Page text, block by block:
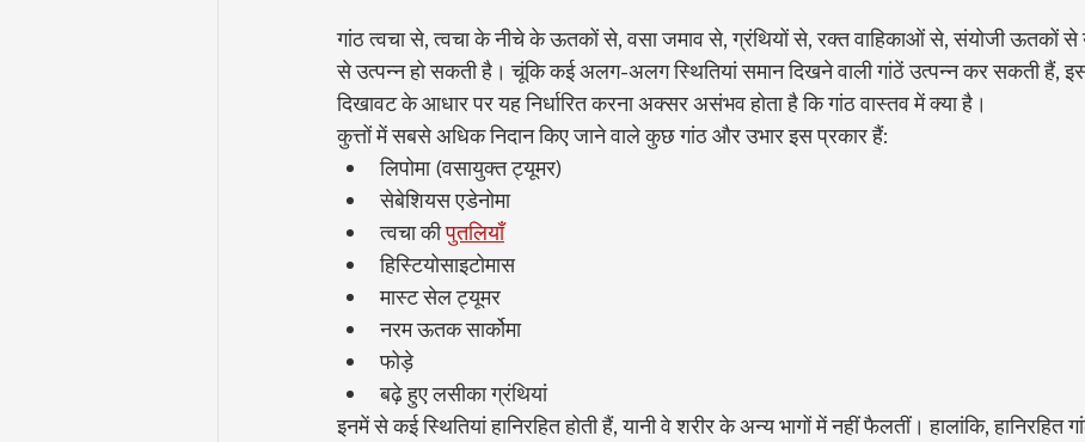
गांठ त्वचा से, त्वचा के नीचे के ऊतकों से, वसा जमाव से, ग्रंथियों से, रक्त वाहिकाओं से, संयोजी ऊतकों
से उत्पन्न हो सकती है। चूंकि कई अलग-अलग स्थितियां समान दिखने वाली गांठें उत्पन्न कर सकती हैं,
दिखावट के आधार पर यह निर्धारित करना अक्सर असंभव होता है कि गांठ वास्तव में क्या है।
कुत्तों में सबसे अधिक निदान किए जाने वाले कुछ गांठ और उभार इस प्रकार हैं:
लिपोमा (वसायुक्त ट्यूमर)
सेबेशियस एडेनोमा
त्वचा की पुतलियाँ
हिस्टियोसाइटोमास
मास्ट सेल ट्यूमर
नरम ऊतक सार्कोमा
फोड़े
बढ़े हुए लसीका ग्रंथियां
इनमें से कई स्थितियां हानिरहित होती हैं, यानी वे शरीर के अन्य भागों में नहीं फैलतीं। हालांकि, हानिरहित